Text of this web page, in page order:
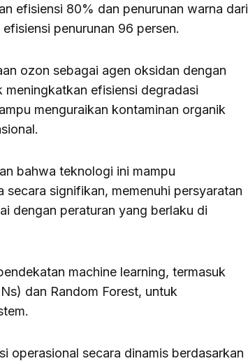
efisiensi 80% dan penurunan warna dari
penurunan 96 persen.
ozon sebagai agen oksidan dengan
efisiensi degradasi
menguraikan kontaminan organik
bahwa teknologi ini mampu
signifikan, memenuhi persyaratan
dengan peraturan yang berlaku di
machine learning, termasuk
dan Random Forest, untuk
operasional secara dinamis berdasarkan